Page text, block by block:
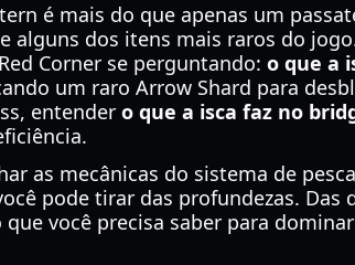
é mais do que apenas um
alguns dos itens mais raros do
Corner se perguntando: o que a
um raro Arrow Shard para
entender o que a isca faz no
as mecânicas do sistema de
pode tirar das profundezas. Das
você precisa saber para